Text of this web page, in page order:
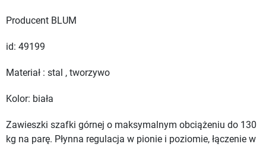
Producent BLUM
id: 49199
Materiał : stal , tworzywo
Kolor: biała
Zawieszki szafki górnej o maksymalnym obciążeniu do 130
kg na parę. Płynna regulacja w pionie i poziomie, łączenie w